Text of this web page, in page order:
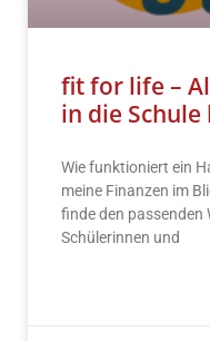
fit for life –
in die
Wie funktioniert ein
meine Finanzen im
finde den passenden
Schülerinnen und